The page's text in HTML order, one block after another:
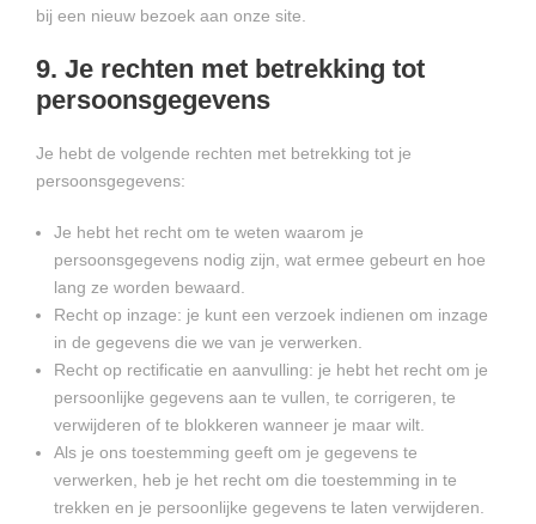
bij een nieuw bezoek aan onze site.
9. Je rechten met betrekking tot
persoonsgegevens
Je hebt de volgende rechten met betrekking tot je
persoonsgegevens:
Je hebt het recht om te weten waarom je
persoonsgegevens nodig zijn, wat ermee gebeurt en hoe
lang ze worden bewaard.
Recht op inzage: je kunt een verzoek indienen om inzage
in de gegevens die we van je verwerken.
Recht op rectificatie en aanvulling: je hebt het recht om je
persoonlijke gegevens aan te vullen, te corrigeren, te
verwijderen of te blokkeren wanneer je maar wilt.
Als je ons toestemming geeft om je gegevens te
verwerken, heb je het recht om die toestemming in te
trekken en je persoonlijke gegevens te laten verwijderen.